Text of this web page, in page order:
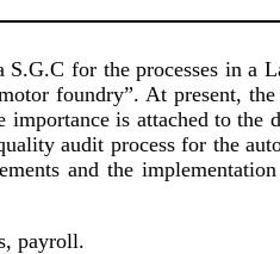
for the processes in a
foundry”. At present,
is attached to the
audit process for the
and the
payroll.